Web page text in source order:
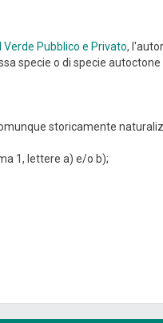
Pubblico e Privato,
specie o di specie
storicamente
1, lettere a) e/o b);